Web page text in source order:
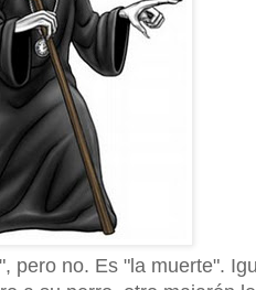
pero no. Es "la muerte".